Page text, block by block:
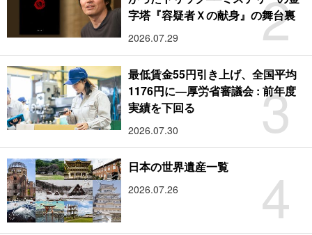
2
字塔『容疑者Ｘの献身』の舞台裏
2026.07.29
3
最低賃金55円引き上げ、全国平均
1176円に―厚労省審議会 : 前年度
実績を下回る
2026.07.30
4
日本の世界遺産一覧
2026.07.26